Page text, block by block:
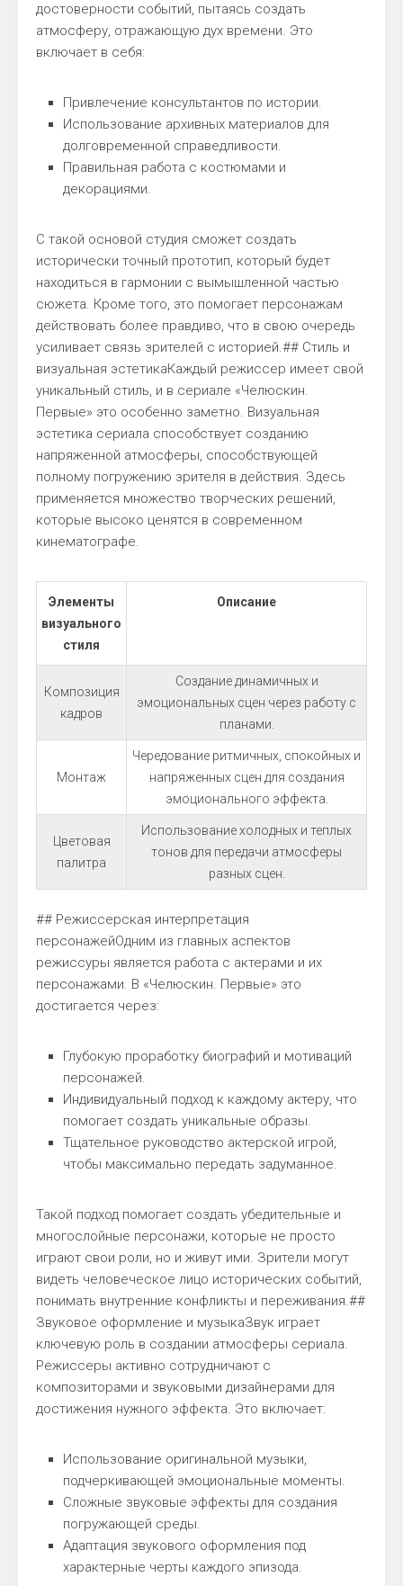
достоверности событий, пытаясь создать
атмосферу, отражающую дух времени. Это
включает в себя:
Привлечение консультантов по истории.
Использование архивных материалов для
долговременной справедливости.
Правильная работа с костюмами и
декорациями.
С такой основой студия сможет создать
исторически точный прототип, который будет
находиться в гармонии с вымышленной частью
сюжета. Кроме того, это помогает персонажам
действовать более правдиво, что в свою очередь
усиливает связь зрителей с историей.## Стиль и
визуальная эстетикаКаждый режиссер имеет свой
уникальный стиль, и в сериале «Челюскин.
Первые» это особенно заметно. Визуальная
эстетика сериала способствует созданию
напряженной атмосферы, способствующей
полному погружению зрителя в действия. Здесь
применяется множество творческих решений,
которые высоко ценятся в современном
кинематографе.
Элементы
визуального
стиля
Описание
Композиция
кадров
Создание динамичных и
эмоциональных сцен через работу с
планами.
Монтаж
Чередование ритмичных, спокойных и
напряженных сцен для создания
эмоционального эффекта.
Цветовая
палитра
Использование холодных и теплых
тонов для передачи атмосферы
разных сцен.
## Режиссерская интерпретация
персонажейОдним из главных аспектов
режиссуры является работа с актерами и их
персонажами. В «Челюскин. Первые» это
достигается через:
Глубокую проработку биографий и мотиваций
персонажей.
Индивидуальный подход к каждому актеру, что
помогает создать уникальные образы.
Тщательное руководство актерской игрой,
чтобы максимально передать задуманное.
Такой подход помогает создать убедительные и
многослойные персонажи, которые не просто
играют свои роли, но и живут ими. Зрители могут
видеть человеческое лицо исторических событий,
понимать внутренние конфликты и переживания.##
Звуковое оформление и музыкаЗвук играет
ключевую роль в создании атмосферы сериала.
Режиссеры активно сотрудничают с
композиторами и звуковыми дизайнерами для
достижения нужного эффекта. Это включает:
Использование оригинальной музыки,
подчеркивающей эмоциональные моменты.
Сложные звуковые эффекты для создания
погружающей среды.
Адаптация звукового оформления под
характерные черты каждого эпизода.